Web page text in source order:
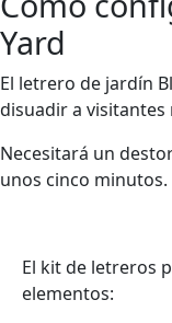
Yard
El letrero de jardín
disuadir a visitantes
Necesitará un
unos cinco minutos.
El kit de letreros
elementos: